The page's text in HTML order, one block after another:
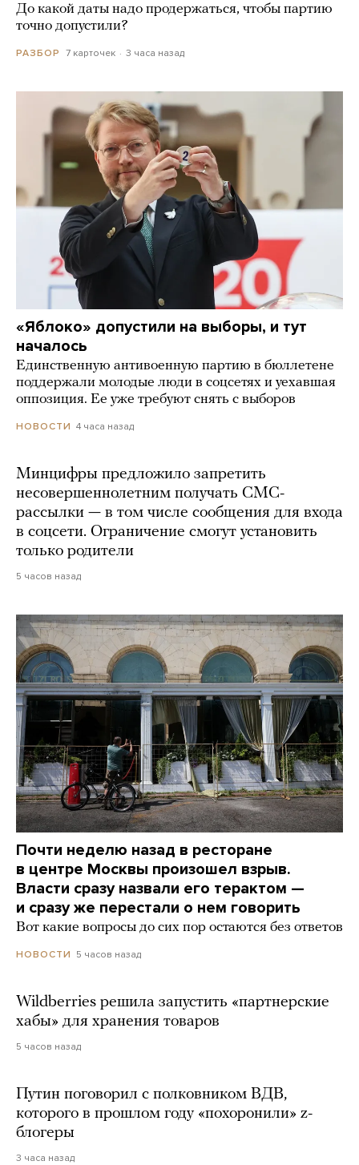
До какой даты надо продержаться, чтобы партию
точно допустили?
РАЗБОР 7 карточек 3 часа назад
«Яблоко» допустили на выборы, и тут
началось
Единственную антивоенную партию в бюллетене
поддержали молодые люди в соцсетях и уехавшая
оппозиция. Ее уже требуют снять с выборов
НОВОСТИ 4 часа назад
Минцифры предложило запретить
несовершеннолетним получать СМС-
рассылки — в том числе сообщения для входа
в соцсети. Ограничение смогут установить
только родители
5 часов назад
Почти неделю назад в ресторане
в центре Москвы произошел взрыв.
Власти сразу назвали его терактом —
и сразу же перестали о нем говорить
Вот какие вопросы до сих пор остаются без ответов
НОВОСТИ 5 часов назад
Wildberries решила запустить «партнерские
хабы» для хранения товаров
5 часов назад
Путин поговорил с полковником ВДВ,
которого в прошлом году «похоронили» z-
блогеры
3 часа назад